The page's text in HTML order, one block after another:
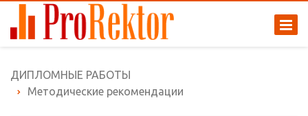
ДИПЛОМНЫЕ РАБОТЫ
Методические рекомендации